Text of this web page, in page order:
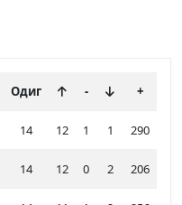
Одиг - +
14 12 1 1 290
14 12 0 2 206